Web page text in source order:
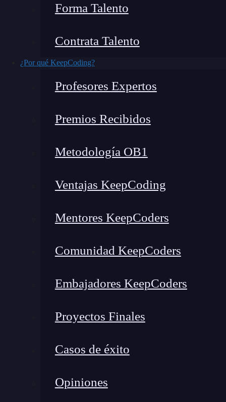
Forma Talento
Contrata Talento
¿Por qué KeepCoding?
Profesores Expertos
Premios Recibidos
Metodología OB1
Ventajas KeepCoding
Mentores KeepCoders
Comunidad KeepCoders
Embajadores KeepCoders
Proyectos Finales
Casos de éxito
Opiniones
En este ejercicio práctico de transformación
Vamos a calcular un modelo que sea la
In [59]: set.seed(123)
concrete_train.df <- concrete [idx, ]
model_concrete <- lm (resistencia ~